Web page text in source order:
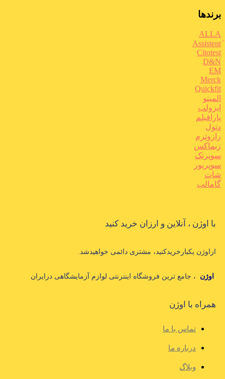
برندها
ALLA
Citotest
D&N
EM
Merck
Quickfit
المینو
ایزولب
پارافیلم
دتول
رازوترم
زیماکس
سوپرتک
سوپریور
شات
گامالب
با اوژن ، آنلاین و ارزان خرید کنید
ازاوژن یکبارخریدکنید، مشتری دائمی خواهیدشد.
اوژن ، جامع ترین فروشگاه اینترنتی لوازم آزمایشگاهی درایران
همراه با اوژن
تماس با ما
درباره ما
وبلاگ